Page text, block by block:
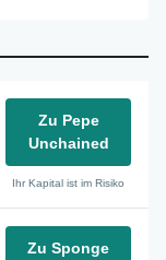
Zu Pepe
Unchained
Ihr Kapital ist im Risiko
Zu Sponge